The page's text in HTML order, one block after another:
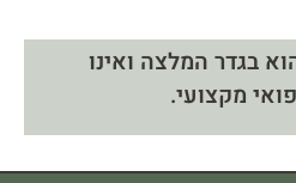
בגדר המלצה ואינו
מקצועי.